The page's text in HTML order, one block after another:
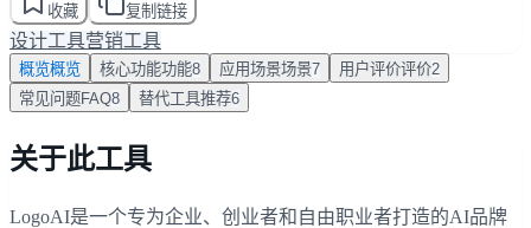
收藏 复制链接
设计工具营销工具
概览概览 核心功能功能8 应用场景场景7 用户评价评价2
常见问题 FAQ8 替代工具推荐6
关于此工具
LogoAI是一个专为企业、创业者和自由职业者打造的AI品牌